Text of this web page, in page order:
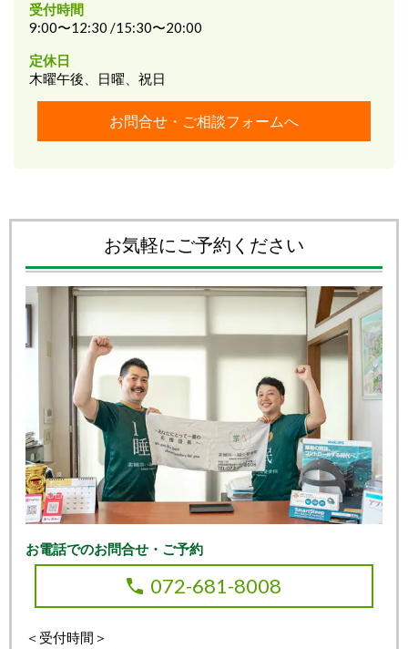
受付時間
9:00〜12:30 /15:30〜20:00
定休日
木曜午後、日曜、祝日
お問合せ・ご相談フォームへ
お気軽にご予約ください
お電話でのお問合せ・ご予約
072-681-8008
＜受付時間＞